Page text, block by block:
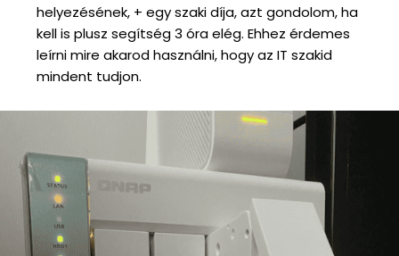
helyezésének, + egy szaki díja, azt gondolom, ha
kell is plusz segítség 3 óra elég. Ehhez érdemes
leírni mire akarod használni, hogy az IT szakid
mindent tudjon.